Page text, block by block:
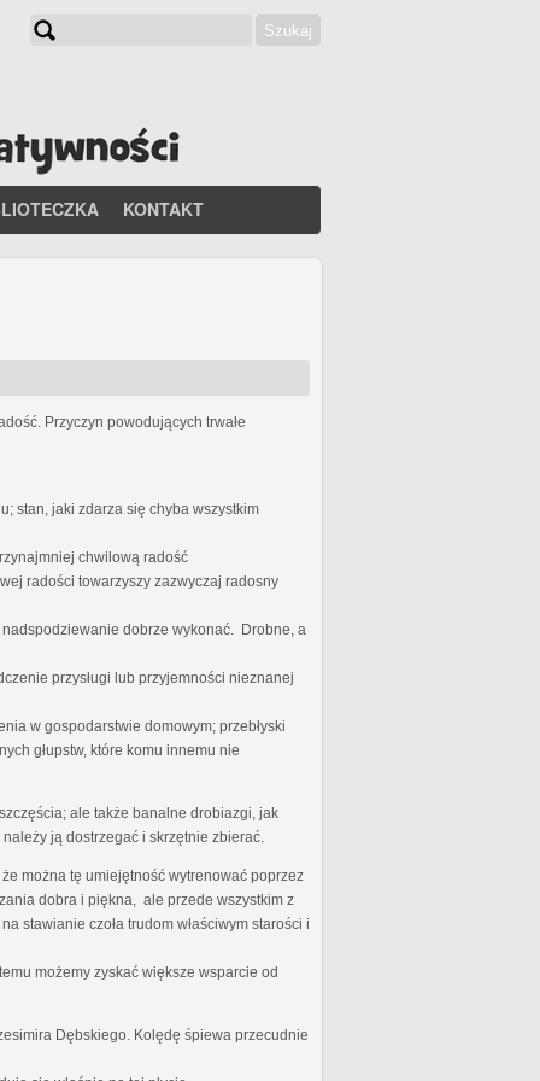
Szukaj
KONTAKT
Przyczyn powodujących trwałe
stan, jaki zdarza się chyba wszystkim
chwilową radość
radości towarzyszy zazwyczaj radosny
dobrze wykonać. Drobne, a
przysługi lub przyjemności nieznanej
w gospodarstwie domowym; przebłyski
głupstw, które komu innemu nie
ale także banalne drobiazgi, jak
ją dostrzegać i skrzętnie zbierać.
można tę umiejętność wytrenować poprzez
dobra i piękna, ale przede wszystkim z
stawianie czoła trudom właściwym starości i
możemy zyskać większe wsparcie od
Dębskiego. Kolędę śpiewa przecudnie